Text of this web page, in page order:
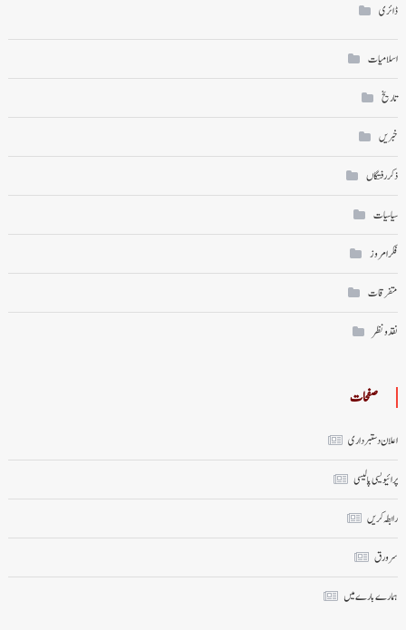
ڈائری
اسلامیات
تاریخ
خبریں
ذکر رفتگاں
سیاسیات
فکر امروز
متفرقات
نقد ونظر
صفحات
اعلان دستبرداری
پرائیویسی پالیسی
رابطہ کریں
سر ورق
ہمارے بارے میں